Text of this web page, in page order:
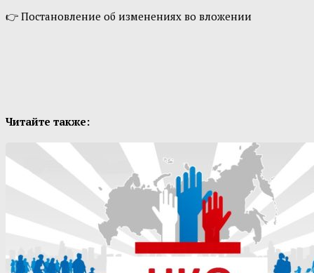
👉 Постановление об изменениях во вложении
Читайте также: